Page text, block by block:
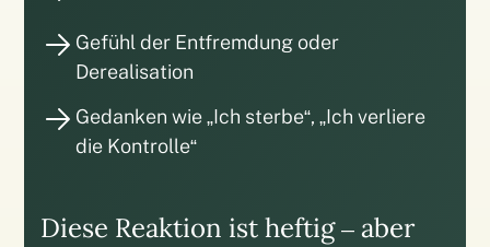
Gefühl der Entfremdung oder
Derealisation
Gedanken wie „Ich sterbe“, „Ich verliere
die Kontrolle“
Diese Reaktion ist heftig – aber